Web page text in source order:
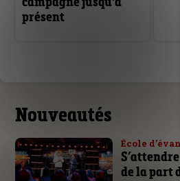
présent
Nouveautés
École
de la part